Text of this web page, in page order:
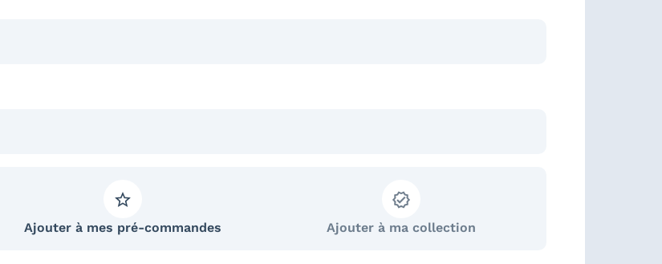
Ajouter à mes pré-commandes Ajouter à ma collection